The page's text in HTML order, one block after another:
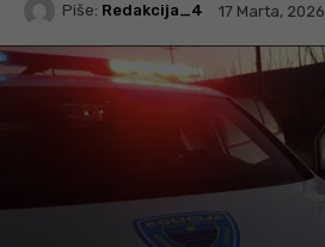
Piše: Redakcija_4 17 Marta, 2026